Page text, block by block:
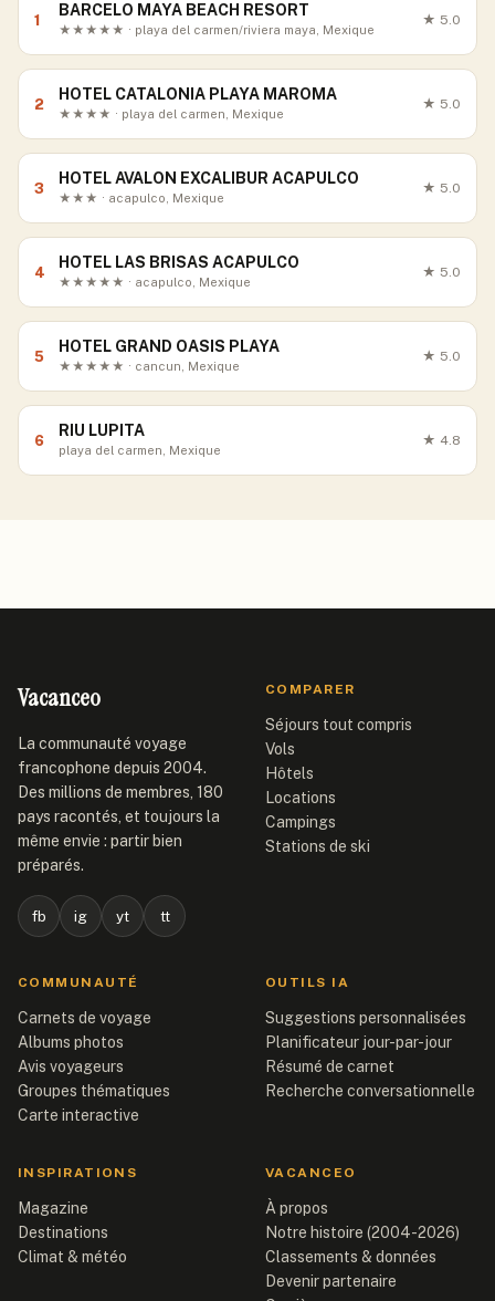
1
BARCELO MAYA BEACH RESORT
★★★★★ · playa del carmen/riviera maya, Mexique
★ 5.0
2
HOTEL CATALONIA PLAYA MAROMA
★★★★ · playa del carmen, Mexique
★ 5.0
3
HOTEL AVALON EXCALIBUR ACAPULCO
★★★ · acapulco, Mexique
★ 5.0
4
HOTEL LAS BRISAS ACAPULCO
★★★★★ · acapulco, Mexique
★ 5.0
5
HOTEL GRAND OASIS PLAYA
★★★★★ · cancun, Mexique
★ 5.0
6
RIU LUPITA
playa del carmen, Mexique
★ 4.8
Vacanceo
La communauté voyage
francophone depuis 2004.
Des millions de membres, 180
pays racontés, et toujours la
même envie : partir bien
préparés.
fb ig yt tt
COMPARER
Séjours tout compris
Vols
Hôtels
Locations
Campings
Stations de ski
COMMUNAUTÉ
Carnets de voyage
Albums photos
Avis voyageurs
Groupes thématiques
Carte interactive
OUTILS IA
Suggestions personnalisées
Planificateur jour-par-jour
Résumé de carnet
Recherche conversationnelle
INSPIRATIONS
Magazine
Destinations
Climat & météo
VACANCEO
À propos
Notre histoire (2004-2026)
Classements & données
Devenir partenaire